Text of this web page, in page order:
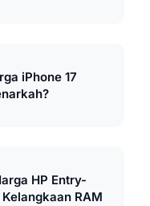
iPhone 17
HP Entry-
RAM